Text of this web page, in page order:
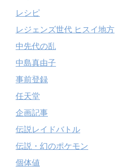
レシピ
レジェンズ世代 ヒスイ地方
中先代の乱
中島真由子
事前登録
任天堂
企画記事
伝説レイドバトル
伝説・幻のポケモン
個体値